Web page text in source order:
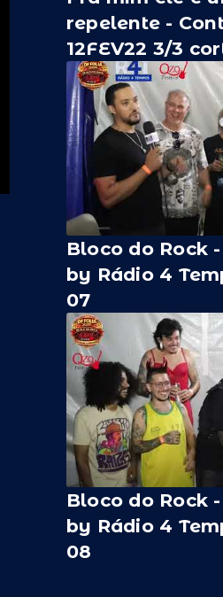
repelente -
12FEV22 3/3
Bloco do Rock
by Rádio 4
07
Bloco do Rock
by Rádio 4
08